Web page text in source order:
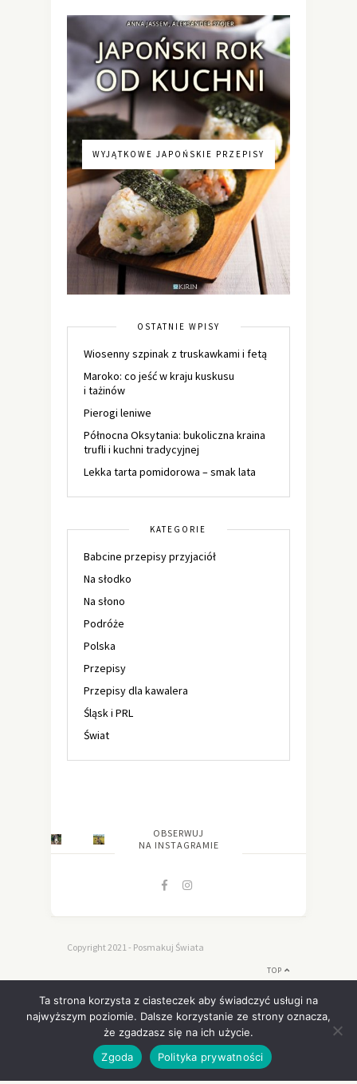
WYJĄTKOWE JAPOŃSKIE PRZEPISY
OSTATNIE WPISY
Wiosenny szpinak z truskawkami i fetą
Maroko: co jeść w kraju kuskusu
i tażinów
Pierogi leniwe
Północna Oksytania: bukoliczna kraina
trufli i kuchni tradycyjnej
Lekka tarta pomidorowa – smak lata
KATEGORIE
Babcine przepisy przyjaciół
Na słodko
Na słono
Podróże
Polska
Przepisy
Przepisy dla kawalera
Śląsk i PRL
Świat
OBSERWUJ
NA INSTAGRAMIE
Copyright 2021 - Posmakuj Świata
TOP
Ta strona korzysta z ciasteczek aby świadczyć usługi na
najwyższym poziomie. Dalsze korzystanie ze strony oznacza,
że zgadzasz się na ich użycie.
Zgoda
Polityka prywatności